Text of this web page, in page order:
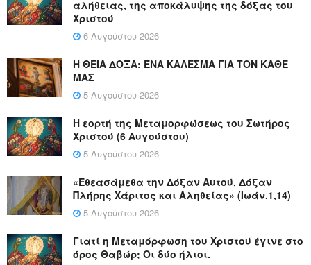
αλήθειας, της αποκάλυψης της δόξας του
Χριστού
6 Αυγούστου 2026
Η ΘΕΙΑ ΔΟΞΑ: ΈΝΑ ΚΑΛΕΣΜΑ ΓΙΑ ΤΟΝ ΚΑΘΕ
ΜΑΣ
5 Αυγούστου 2026
Η εορτή της Μεταμορφώσεως του Σωτήρος
Χριστού (6 Αυγούστου)
5 Αυγούστου 2026
«Εθεασάμεθα την Δόξαν Αυτού, Δόξαν
Πλήρης Χάριτος και Αληθείας» (Ιωάν.1,14)
5 Αυγούστου 2026
Γιατί η Μεταμόρφωση του Χριστού έγινε στο
όρος Θαβώρ; Οι δύο ήλιοι.